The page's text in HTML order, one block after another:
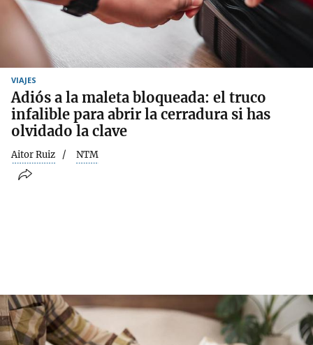
VIAJES
Adiós a la maleta bloqueada: el truco
infalible para abrir la cerradura si has
olvidado la clave
Aitor Ruiz NTM